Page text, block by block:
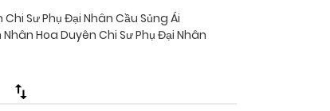
Sư Phụ Đại Nhân Cầu Sủng Ái
Hoa Duyên Chi Sư Phụ Đại Nhân